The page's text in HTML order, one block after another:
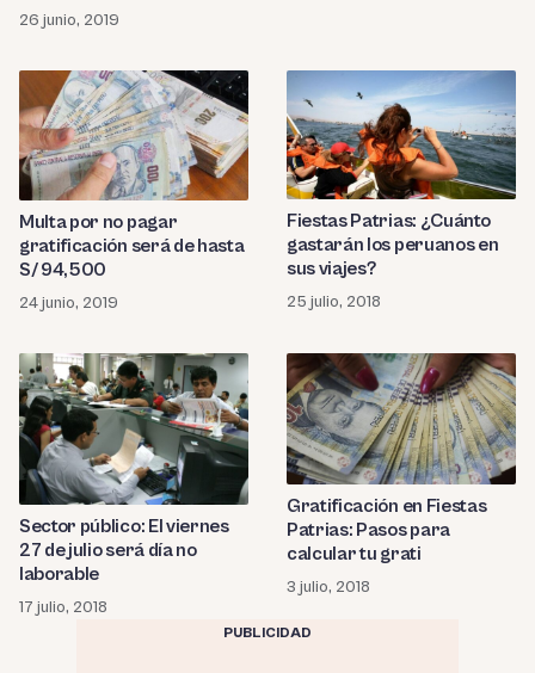
26 junio, 2019
Multa por no pagar
gratificación será de hasta
S/ 94,500
24 junio, 2019
Fiestas Patrias: ¿Cuánto
gastarán los peruanos en
sus viajes?
25 julio, 2018
Sector público: El viernes
27 de julio será día no
laborable
17 julio, 2018
Gratificación en Fiestas
Patrias: Pasos para
calcular tu grati
3 julio, 2018
PUBLICIDAD